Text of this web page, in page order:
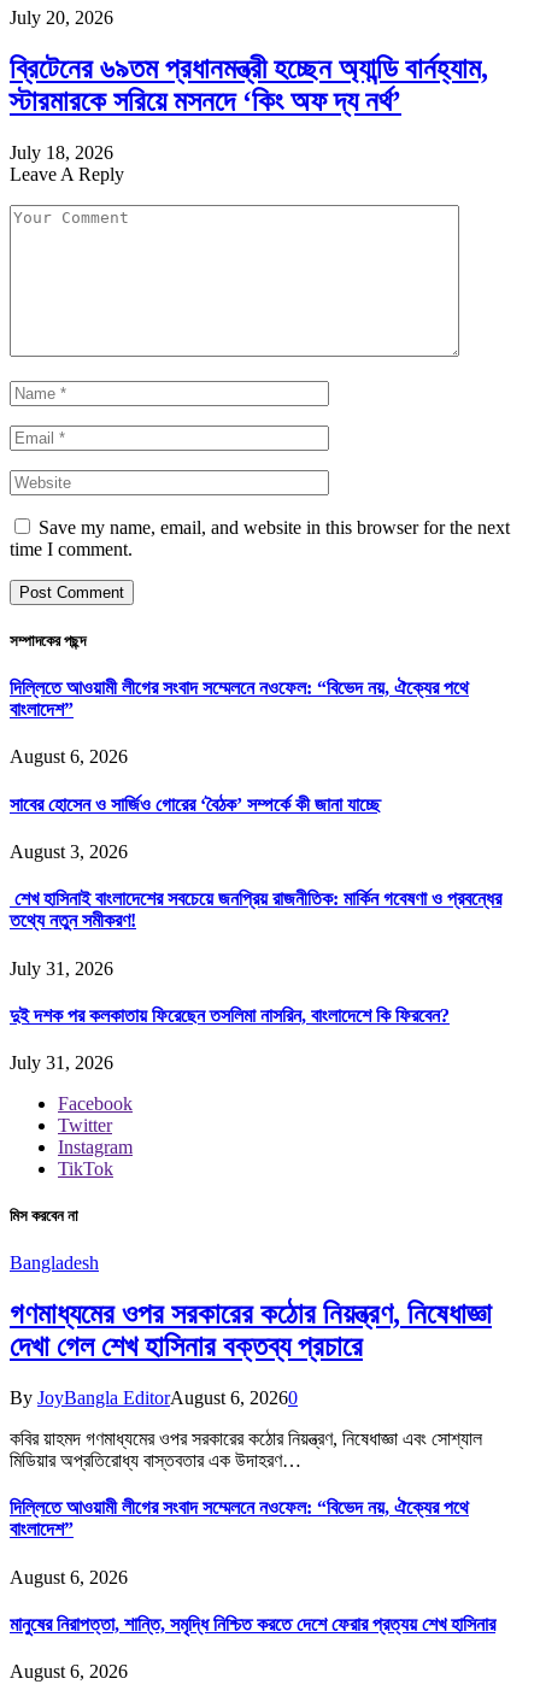
July 20, 2026
ব্রিটেনের ৬৯তম প্রধানমন্ত্রী হচ্ছেন অ্যান্ডি বার্নহ্যাম,
স্টারমারকে সরিয়ে মসনদে ‘কিং অফ দ্য নর্থ’
July 18, 2026
Leave A Reply
Save my name, email, and website in this browser for the next
time I comment.
সম্পাদকের পছন্দ
দিল্লিতে আওয়ামী লীগের সংবাদ সম্মেলনে নওফেল: “বিভেদ নয়, ঐক্যের পথে
বাংলাদেশ”
August 6, 2026
সাবের হোসেন ও সার্জিও গোরের ‘বৈঠক’ সম্পর্কে কী জানা যাচ্ছে
August 3, 2026
শেখ হাসিনাই বাংলাদেশের সবচেয়ে জনপ্রিয় রাজনীতিক: মার্কিন গবেষণা ও প্রবন্ধের
তথ্যে নতুন সমীকরণ!
July 31, 2026
দুই দশক পর কলকাতায় ফিরেছেন তসলিমা নাসরিন, বাংলাদেশে কি ফিরবেন?
July 31, 2026
Facebook
Twitter
Instagram
TikTok
মিস করবেন না
Bangladesh
গণমাধ্যমের ওপর সরকারের কঠোর নিয়ন্ত্রণ, নিষেধাজ্ঞা
দেখা গেল শেখ হাসিনার বক্তব্য প্রচারে
By JoyBangla EditorAugust 6, 20260
কবির য়াহমদ গণমাধ্যমের ওপর সরকারের কঠোর নিয়ন্ত্রণ, নিষেধাজ্ঞা এবং সোশ্যাল
মিডিয়ার অপ্রতিরোধ্য বাস্তবতার এক উদাহরণ…
দিল্লিতে আওয়ামী লীগের সংবাদ সম্মেলনে নওফেল: “বিভেদ নয়, ঐক্যের পথে
বাংলাদেশ”
August 6, 2026
মানুষের নিরাপত্তা, শান্তি, সমৃদ্ধি নিশ্চিত করতে দেশে ফেরার প্রত্যয় শেখ হাসিনার
August 6, 2026